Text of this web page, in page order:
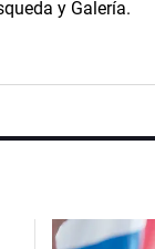
y Galería.